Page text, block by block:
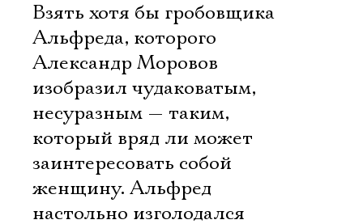
Взять хотя бы гробовщика
Альфреда, которого
Александр Моровов
изобразил чудаковатым,
несуразным — таким,
который вряд ли может
заинтересовать собой
женщину. Альфред
настольно изголодался